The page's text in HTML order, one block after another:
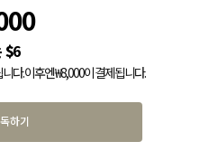
$6
다. 이후엔 ₩8,000이 결제됩니다.
하기